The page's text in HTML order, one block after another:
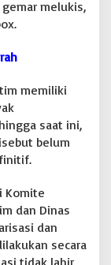
melukis,
memiliki
saat ini,
belum
Komite
dan Dinas
dan
secara
tidak lahir